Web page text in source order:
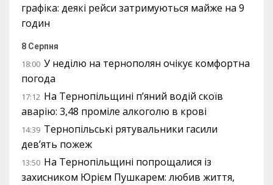
графіка: деякі рейси затримуються майже на 9
годин
8 Серпня
18:00 У неділю на тернополян очікує комфортна
погода
17:12 На Тернопільщині п’яний водій скоїв
аварію: 3,48 проміле алкоголю в крові
14:39 Тернопільські рятувальники гасили
дев’ять пожеж
13:50 На Тернопільщині попрощалися із
захисником Юрієм Пушкарем: любив життя,